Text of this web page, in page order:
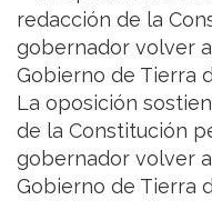
La oposición
de la Constitución
gobernador volver
Gobierno de Tierra